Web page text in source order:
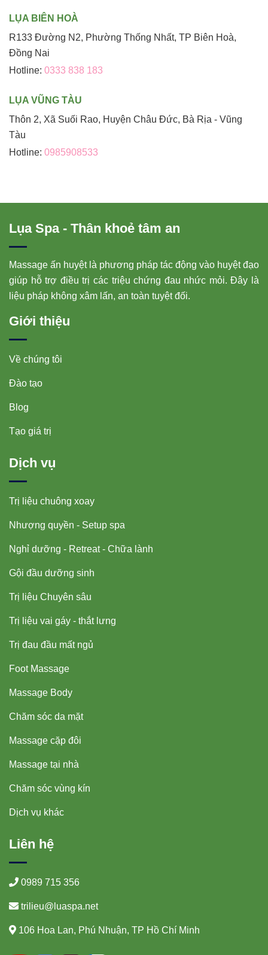
LỤA BIÊN HOÀ
R133 Đường N2, Phường Thống Nhất, TP Biên Hoà,
Đồng Nai
Hotline: 0333 838 183
LỤA VŨNG TÀU
Thôn 2, Xã Suối Rao, Huyện Châu Đức, Bà Rịa - Vũng
Tàu
Hotline: 0985908533
Lụa Spa - Thân khoẻ tâm an
Massage ấn huyệt là phương pháp tác động vào huyệt đạo
giúp hỗ trợ điều trị các triệu chứng đau nhức mỏi. Đây là
liệu pháp không xâm lấn, an toàn tuyệt đối.
Giới thiệu
Về chúng tôi
Đào tạo
Blog
Tạo giá trị
Dịch vụ
Trị liệu chuông xoay
Nhượng quyền - Setup spa
Nghỉ dưỡng - Retreat - Chữa lành
Gội đầu dưỡng sinh
Trị liệu Chuyên sâu
Trị liệu vai gáy - thắt lưng
Trị đau đầu mất ngủ
Foot Massage
Massage Body
Chăm sóc da mặt
Massage cặp đôi
Massage tại nhà
Chăm sóc vùng kín
Dịch vụ khác
Liên hệ
0989 715 356
trilieu@luaspa.net
106 Hoa Lan, Phú Nhuận, TP Hồ Chí Minh